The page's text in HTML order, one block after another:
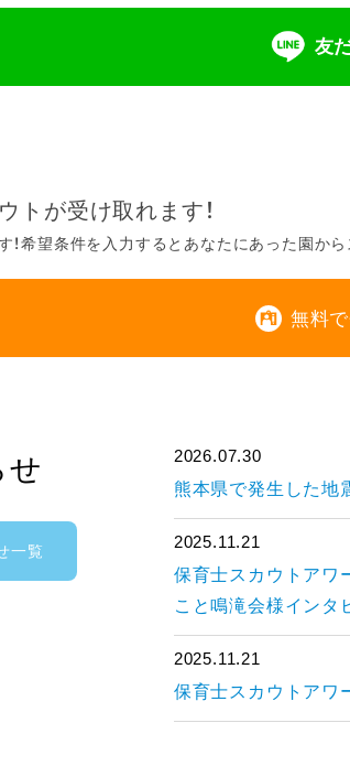
友
トが受け取れます！
！希望条件を入力するとあなたにあった園から
無料
せ
一覧
2026.07.30
熊本県で発生した地
2025.11.21
保育士スカウトアワ
こと鳴滝会様インタ
2025.11.21
保育士スカウトアワ